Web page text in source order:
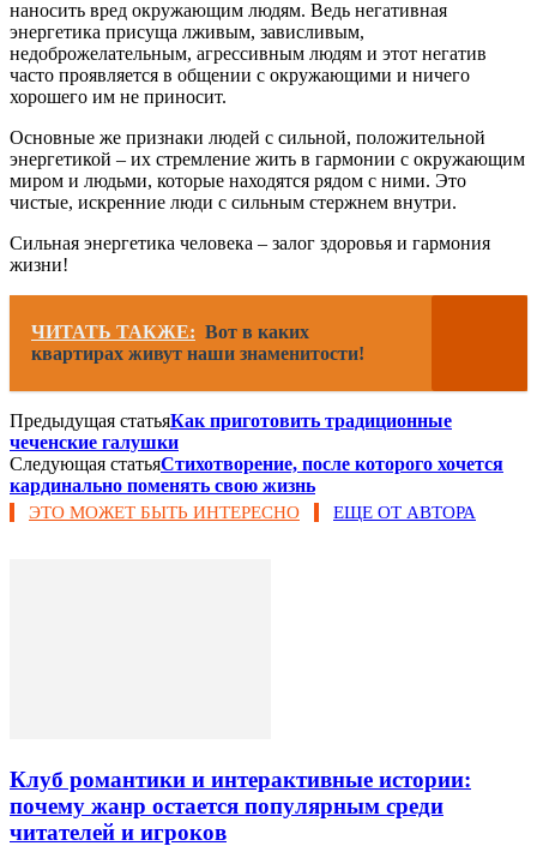
наносить вред окружающим людям. Ведь негативная
энергетика присуща лживым, зависливым,
недоброжелательным, агрессивным людям и этот негатив
часто проявляется в общении с окружающими и ничего
хорошего им не приносит.
Основные же признаки людей с сильной, положительной
энергетикой – их стремление жить в гармонии с окружающим
миром и людьми, которые находятся рядом с ними. Это
чистые, искренние люди с сильным стержнем внутри.
Сильная энергетика человека – залог здоровья и гармония
жизни!
ЧИТАТЬ ТАКЖЕ: Вот в каких
квартирах живут наши знаменитости!
Предыдущая статьяКак приготовить традиционные
чеченские галушки
Следующая статьяСтихотворение, после которого хочется
кардинально поменять свою жизнь
ЭТО МОЖЕТ БЫТЬ ИНТЕРЕСНО ЕЩЕ ОТ АВТОРА
Клуб романтики и интерактивные истории:
почему жанр остается популярным среди
читателей и игроков